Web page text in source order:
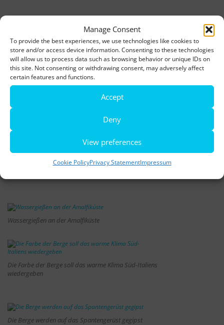
Manage Consent
To provide the best experiences, we use technologies like cookies to
store and/or access device information. Consenting to these technologies
will allow us to process data such as browsing behavior or unique IDs on
this site. Not consenting or withdrawing consent, may adversely affect
certain features and functions.
Accept
Deny
View preferences
Cookie PolicyPrivacy StatementImpressum
Filmdreh im Italo-Westerndorf
Fotos aus der Bauphase Italiens /
Construction photos
Wassergießen an der Amalfiküste
Die Farbe der Berge soll das warme Klima Süd-Italiens
wiedergeben
Die Berge werden auf das Spantengerüst gegipst